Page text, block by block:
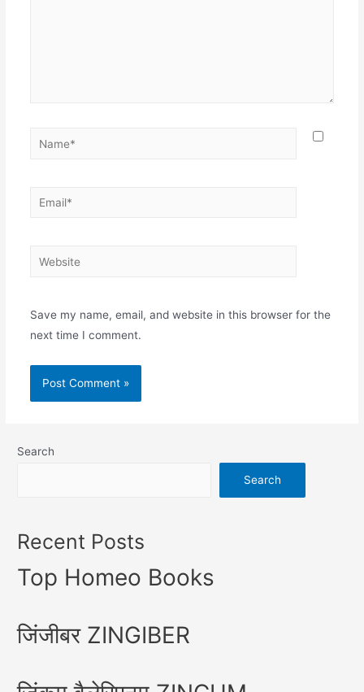
Name*
Email*
Website
Save my name, email, and website in this browser for the
next time I comment.
Search
Search
Recent Posts
Top Homeo Books
जिंजीबर ZINGIBER